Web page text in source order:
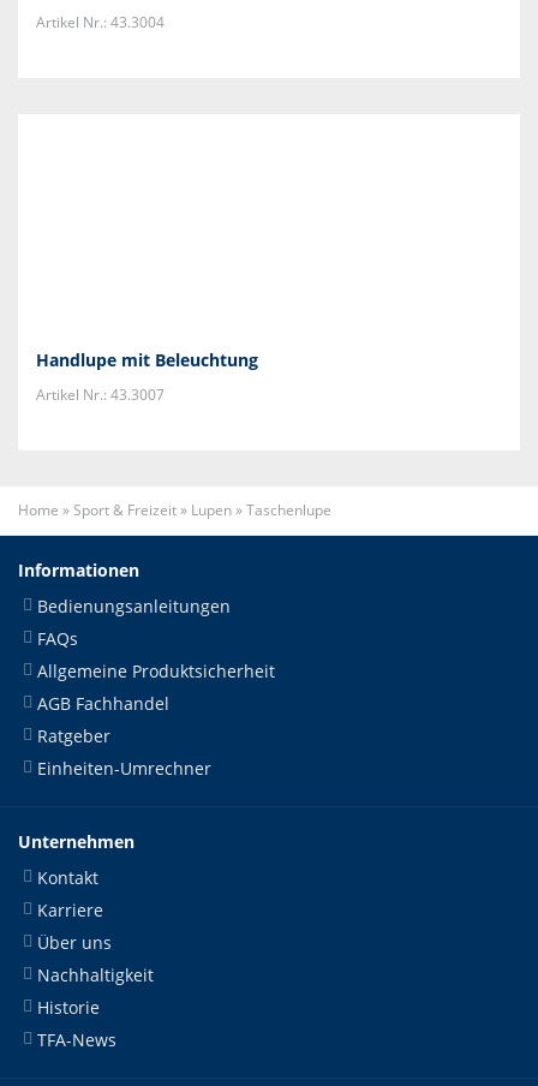
Artikel Nr.: 43.3004
Handlupe mit Beleuchtung
Artikel Nr.: 43.3007
Home »Sport & Freizeit» Lupen»Taschenlupe
Informationen
Bedienungsanleitungen
FAQs
Allgemeine Produktsicherheit
AGB Fachhandel
Ratgeber
Einheiten-Umrechner
Unternehmen
Kontakt
Karriere
Über uns
Nachhaltigkeit
Historie
TFA-News